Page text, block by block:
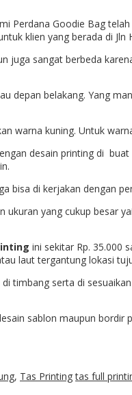
Perdana Goodie Bag
klien yang berada di Jln
juga sangat berbeda
depan belakang. Yang
warna kuning. Untuk
desain printing di
bisa di kerjakan dengan
yang cukup besar
ini sekitar Rp. 35.000
laut tergantung lokasi
timbang serta di
sablon maupun bordir
, Tas Printing tas full